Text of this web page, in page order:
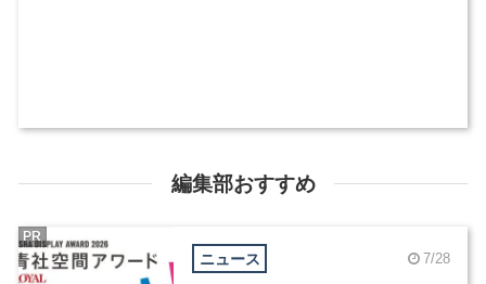
編集部おすすめ
ニュース 7/28
PR